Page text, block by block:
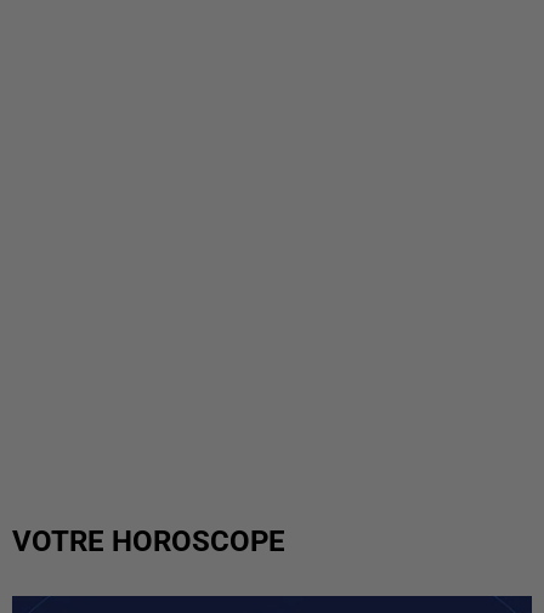
VOTRE HOROSCOPE